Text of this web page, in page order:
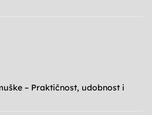
– Praktičnost, udobnost i